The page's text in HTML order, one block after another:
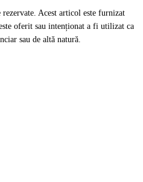
Acest articol este furnizat
oferit sau intenționat a fi utilizat ca
sau de altă natură.